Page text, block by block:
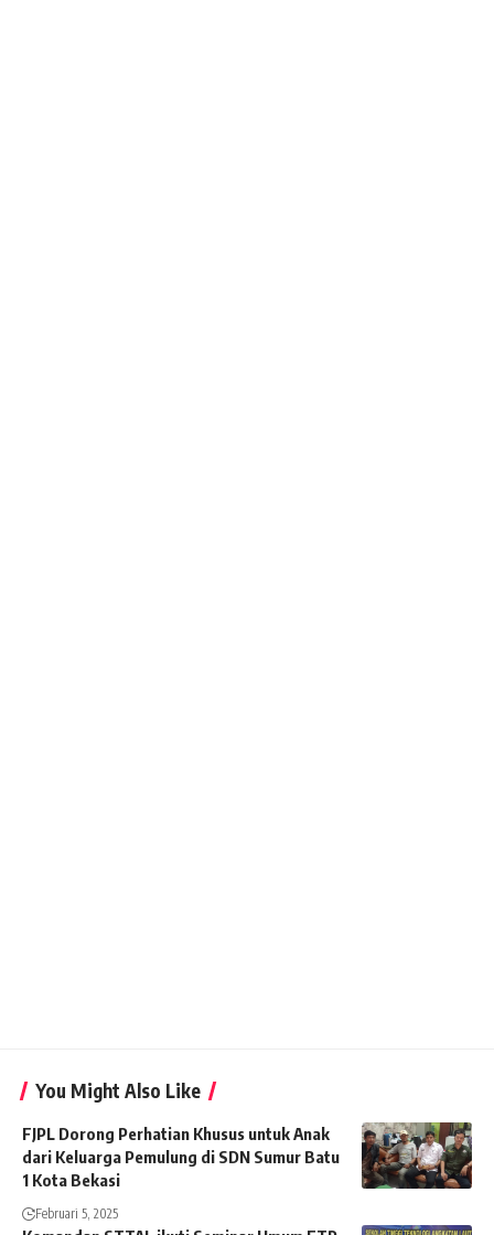
You Might Also Like
FJPL Dorong Perhatian Khusus untuk Anak
dari Keluarga Pemulung di SDN Sumur Batu
1 Kota Bekasi
Februari 5, 2025